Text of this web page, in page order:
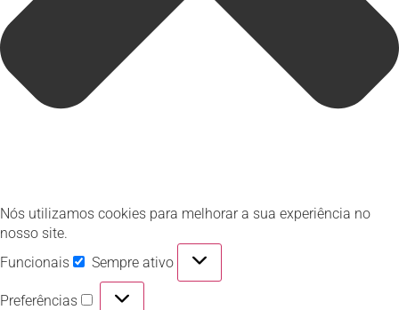
Nós utilizamos cookies para melhorar a sua experiência no
nosso site.
Funcionais
Sempre ativo
Preferências